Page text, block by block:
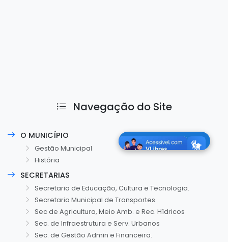
Navegação do Site
O MUNICÍPIO
Gestão Municipal
História
SECRETARIAS
Secretaria de Educação, Cultura e Tecnologia.
Secretaria Municipal de Transportes
Sec de Agricultura, Meio Amb. e Rec. Hídricos
Sec. de Infraestrutura e Serv. Urbanos
Sec. de Gestão Admin e Financeira.